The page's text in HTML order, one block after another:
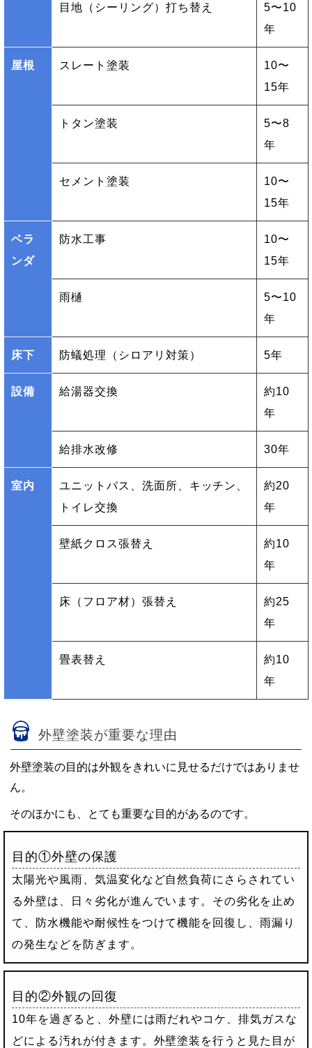
目地（シーリング）打ち替え
5〜10
年
屋根 スレート塗装
10〜
15年
トタン塗装
5〜8
年
セメント塗装
10〜
15年
ベラ
ンダ
防水工事
10〜
15年
雨樋
5〜10
年
床下 防蟻処理（シロアリ対策） 5年
設備 給湯器交換
約10
年
給排水改修 30年
室内
ユニットバス、洗面所、キッチン、
トイレ交換
約20
年
壁紙クロス張替え
約10
年
床（フロア材）張替え
約25
年
畳表替え
約10
年
外壁塗装が重要な理由
外壁塗装の目的は外観をきれいに見せるだけではありませ
ん。
そのほかにも、とても重要な目的があるのです。
目的①外壁の保護
太陽光や風雨、気温変化など自然負荷にさらされてい
る外壁は、日々劣化が進んでいます。その劣化を止め
て、防水機能や耐候性をつけて機能を回復し、雨漏り
の発生などを防ぎます。
目的②外観の回復
10年を過ぎると、外壁には雨だれやコケ、排気ガスな
どによる汚れが付きます。外壁塗装を行うと見た目が